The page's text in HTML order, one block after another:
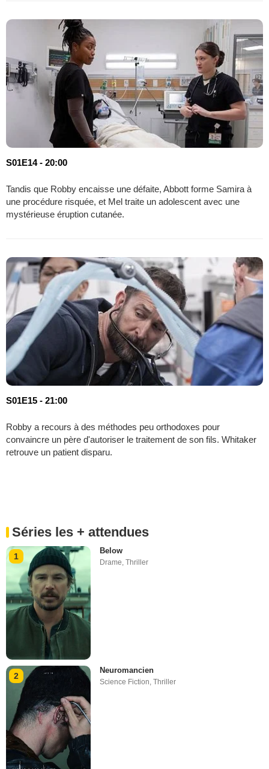
S01E14 - 20:00
Tandis que Robby encaisse une défaite, Abbott forme Samira à
une procédure risquée, et Mel traite un adolescent avec une
mystérieuse éruption cutanée.
S01E15 - 21:00
Robby a recours à des méthodes peu orthodoxes pour
convaincre un père d'autoriser le traitement de son fils. Whitaker
retrouve un patient disparu.
Séries les + attendues
1
Below
Drame,Thriller
2
Neuromancien
Science Fiction ,Thriller